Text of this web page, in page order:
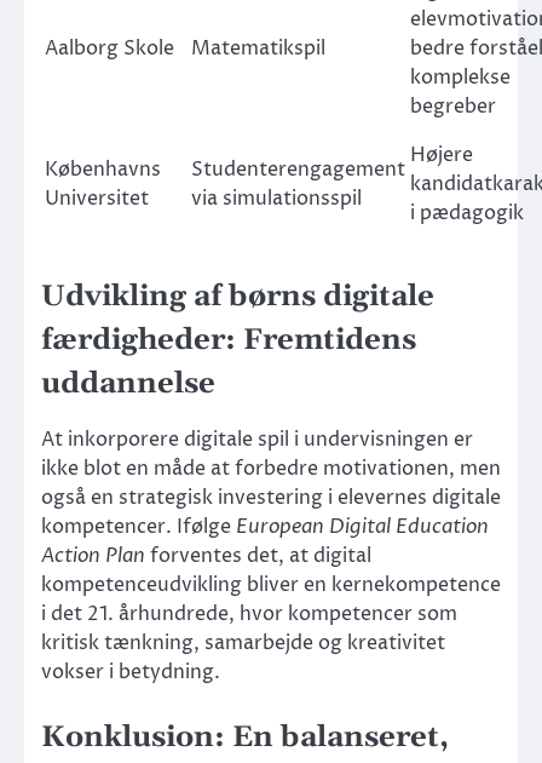
Aalborg Skole Matematikspil
bedre
komplekse
begreber
Københavns
Universitet
Studenterengagement
via simulationsspil
Højere
i pædagogik
Udvikling af børns digitale
færdigheder: Fremtidens
uddannelse
At inkorporere digitale spil i undervisningen er
ikke blot en måde at forbedre motivationen, men
også en strategisk investering i elevernes digitale
kompetencer. Ifølge European Digital Education
Action Plan forventes det, at digital
kompetenceudvikling bliver en kernekompetence
i det 21. århundrede, hvor kompetencer som
kritisk tænkning, samarbejde og kreativitet
vokser i betydning.
Konklusion: En balanseret,